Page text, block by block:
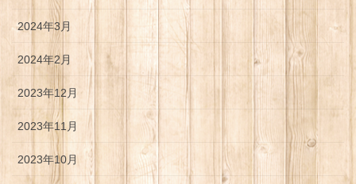
2024年3月
2024年2月
2023年12月
2023年11月
2023年10月